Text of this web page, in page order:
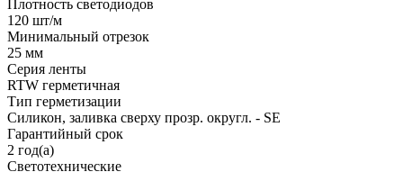
Плотность светодиодов
120 шт/м
Минимальный отрезок
25 мм
Серия ленты
RTW герметичная
Тип герметизации
Силикон, заливка сверху прозр. округл. - SE
Гарантийный срок
2 год(а)
Светотехнические